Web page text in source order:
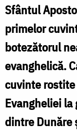
Sfântului
Apostol
Andrei
Foto:
Zamfirescu
Sfântul
primelor
botezătorul
evanghelică.
cuvinte
Evangheliei
dintre Dunăre